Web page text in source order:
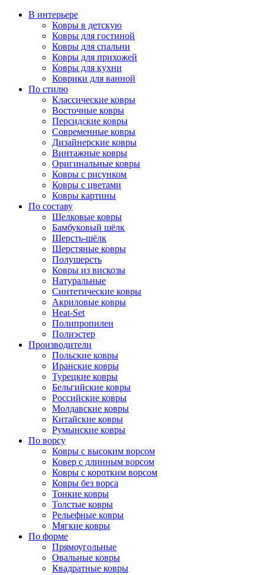
В интерьере
Ковры в детскую
Ковры для гостиной
Ковры для спальни
Ковры для прихожей
Ковры для кухни
Коврики для ванной
По стилю
Классические ковры
Восточные ковры
Персидские ковры
Современные ковры
Дизайнерские ковры
Винтажные ковры
Оригинальные ковры
Ковры с рисунком
Ковры с цветами
Ковры картины
По составу
Шелковые ковры
Бамбуковый шёлк
Шерсть-шёлк
Шерстяные ковры
Полушерсть
Ковры из вискозы
Натуральные
Синтетические ковры
Акриловые ковры
Heat-Set
Полипропилен
Полиэстер
Производители
Польские ковры
Иранские ковры
Турецкие ковры
Бельгийские ковры
Российские ковры
Молдавские ковры
Китайские ковры
Румынские ковры
По ворсу
Ковры с высоким ворсом
Ковер с длинным ворсом
Ковры с коротким ворсом
Ковры без ворса
Тонкие ковры
Толстые ковры
Рельефные ковры
Мягкие ковры
По форме
Прямоугольные
Овальные ковры
Квадратные ковры